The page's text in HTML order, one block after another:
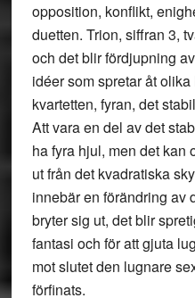
opposition, konflikt,
duetten. Trion, siffran 3,
och det blir fördjupning
idéer som spretar åt
kvartetten, fyran, det
Att vara en del av det
ha fyra hjul, men det kan
ut från det kvadratiska
innebär en förändring av
bryter sig ut, det blir
fantasi och för att gjuta
mot slutet den lugnare
förfinats.